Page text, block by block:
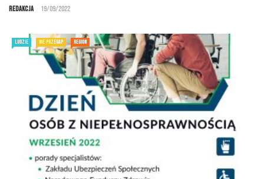
Redakcja 19/09/2022
LUDZIE NIE PRZEGAP REGION